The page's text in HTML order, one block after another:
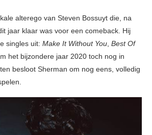
alterego van Steven Bossuyt die, na
jaar klaar was voor een comeback. Hij
singles uit: Make It Without You, Best Of
het bijzondere jaar 2020 toch nog in
besloot Sherman om nog eens, volledig